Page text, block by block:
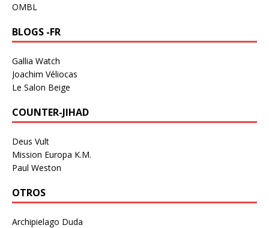
OMBL
BLOGS -FR
Gallia Watch
Joachim Véliocas
Le Salon Beige
COUNTER-JIHAD
Deus Vult
Mission Europa K.M.
Paul Weston
OTROS
Archipielago Duda